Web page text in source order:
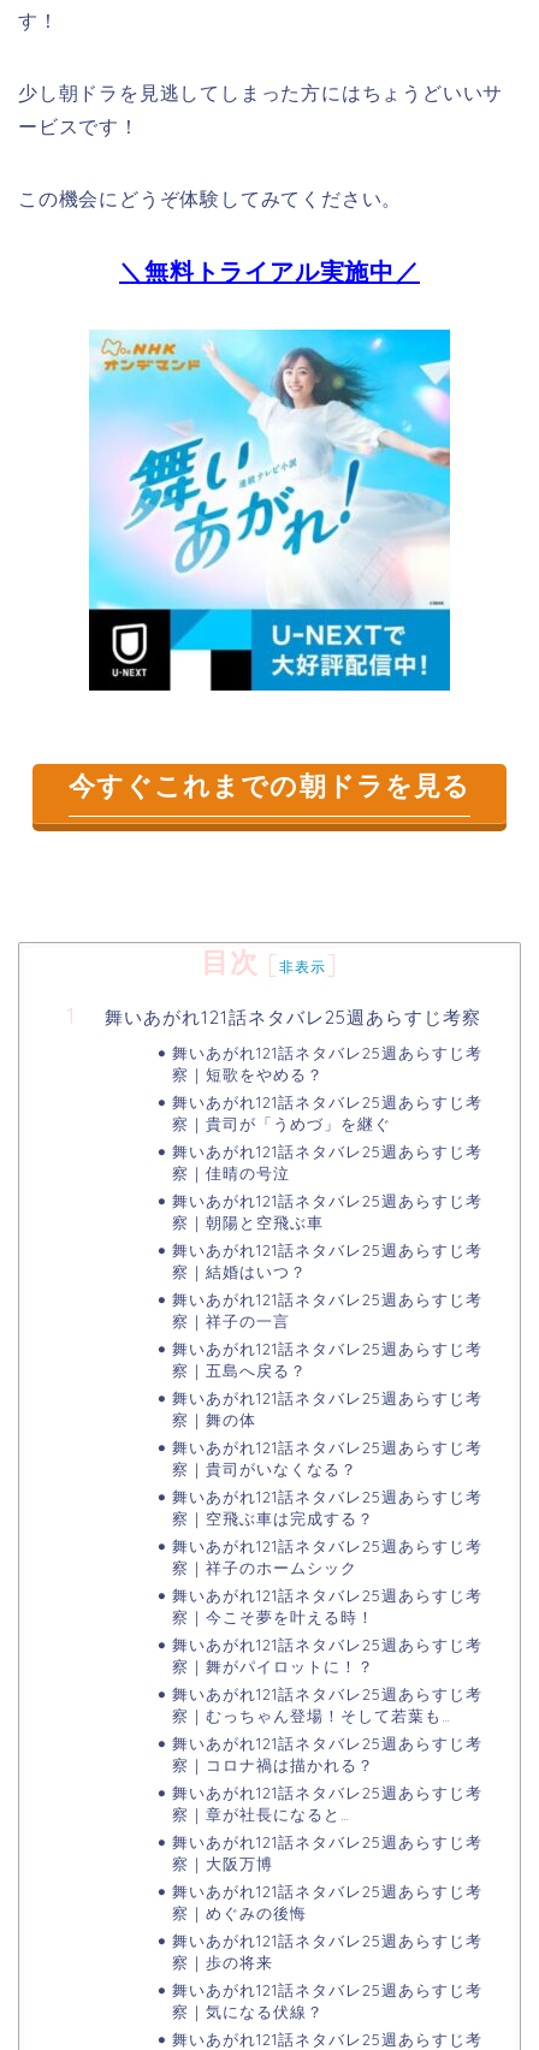
す！
少し朝ドラを見逃してしまった方にはちょうどいいサ
ービスです！
この機会にどうぞ体験してみてください。
＼無料トライアル実施中／
今すぐこれまでの朝ドラを見る
目次 [ 非表示]
舞いあがれ121話ネタバレ25週あらすじ考察
舞いあがれ121話ネタバレ25週あらすじ考
察｜短歌をやめる？
舞いあがれ121話ネタバレ25週あらすじ考
察｜貴司が「うめづ」を継ぐ
舞いあがれ121話ネタバレ25週あらすじ考
察｜佳晴の号泣
舞いあがれ121話ネタバレ25週あらすじ考
察｜朝陽と空飛ぶ車
舞いあがれ121話ネタバレ25週あらすじ考
察｜結婚はいつ？
舞いあがれ121話ネタバレ25週あらすじ考
察｜祥子の一言
舞いあがれ121話ネタバレ25週あらすじ考
察｜五島へ戻る？
舞いあがれ121話ネタバレ25週あらすじ考
察｜舞の体
舞いあがれ121話ネタバレ25週あらすじ考
察｜貴司がいなくなる？
舞いあがれ121話ネタバレ25週あらすじ考
察｜空飛ぶ車は完成する？
舞いあがれ121話ネタバレ25週あらすじ考
察｜祥子のホームシック
舞いあがれ121話ネタバレ25週あらすじ考
察｜今こそ夢を叶える時！
舞いあがれ121話ネタバレ25週あらすじ考
察｜舞がパイロットに！？
舞いあがれ121話ネタバレ25週あらすじ考
察｜むっちゃん登場！そして若葉も…
舞いあがれ121話ネタバレ25週あらすじ考
察｜コロナ禍は描かれる？
舞いあがれ121話ネタバレ25週あらすじ考
察｜章が社長になると…
舞いあがれ121話ネタバレ25週あらすじ考
察｜大阪万博
舞いあがれ121話ネタバレ25週あらすじ考
察｜めぐみの後悔
舞いあがれ121話ネタバレ25週あらすじ考
察｜歩の将来
舞いあがれ121話ネタバレ25週あらすじ考
察｜気になる伏線？
舞いあがれ121話ネタバレ25週あらすじ考